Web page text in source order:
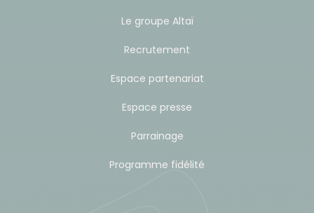
Le groupe Altaï
Recrutement
Espace partenariat
Espace presse
Parrainage
Programme fidélité